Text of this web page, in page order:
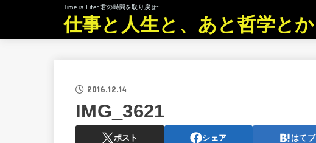
Time is Life~君の時間を取り戻せ~
仕事と人生と、あと哲学とか
2016.12.14
IMG_3621
ポスト シェア はてブ